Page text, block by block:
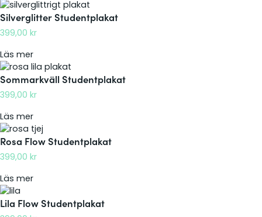
Silverglitter Studentplakat
399,00 kr
Läs mer:
S
i
l
e
r
g
l
t
e
Sommarkväll Studentplakat
399,00 kr
Läs mer:
S
o
m
a
k
v
Rosa Flow Studentplakat
399,00 kr
Läs mer:
o
Lila Flow Studentplakat